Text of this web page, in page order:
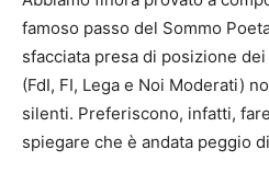
famoso passo del Sommo
sfacciata presa di posizione
(FdI, FI, Lega e Noi Moderati)
silenti. Preferiscono, infatti,
spiegare che è andata peggio